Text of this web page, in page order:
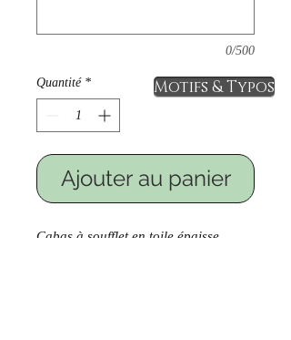
0/500
Quantité *
Ajouter au panier
Cabas à soufflet en toile épaisse
Motifs & Typos